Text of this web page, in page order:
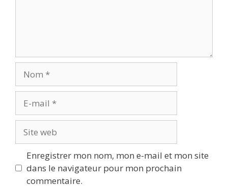
mail
web
Enregistrer mon nom, mon e-mail et mon site
dans le navigateur pour mon prochain
commentaire.